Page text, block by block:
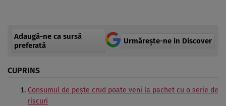
Adaugă-ne ca sursă
preferată
Urmărește-ne in Discover
CUPRINS
Consumul de peşte crud poate veni la pachet cu o serie de
riscuri